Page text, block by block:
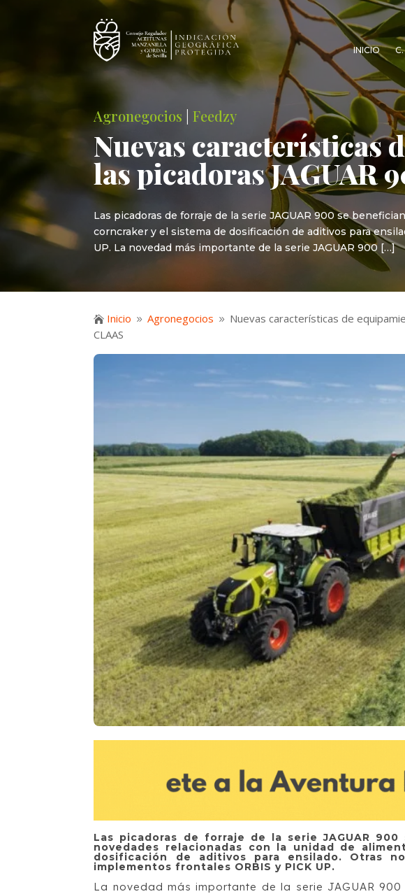
INICIO
Agronegocios |Feedzy
Nuevas características
las picadoras JAGUAR
Las picadoras de forraje de la serie JAGUAR 900 se
corncraker y el sistema de dosificación de aditivos para
UP. La novedad más importante de la serie JAGUAR 900 […]
 Inicio 9 Agronegocios 9 Nuevas características de
CLAAS
Las picadoras de forraje de la serie JAGUAR
novedades relacionadas con la unidad de
dosificación de aditivos para ensilado. Otras
implementos frontales ORBIS y PICK UP.
La novedad más importante de la serie JAGUAR 900